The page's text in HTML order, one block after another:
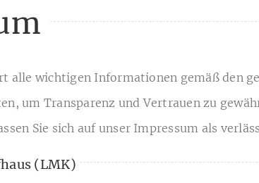
alle wichtigen Informationen gemäß den
um Transparenz und Vertrauen zu
Sie sich auf unser Impressum als
(LMK)